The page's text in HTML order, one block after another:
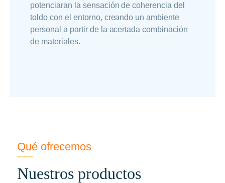
potenciaran la sensación de coherencia del
toldo con el entorno, creando un ambiente
personal a partir de la acertada combinación
de materiales.
Qué ofrecemos
Nuestros productos